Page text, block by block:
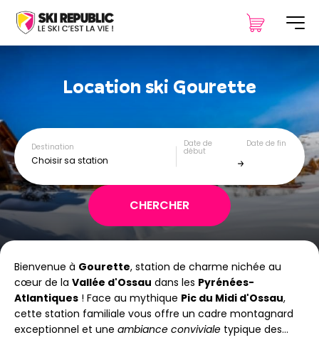
Location ski Gourette
Destination
Choisir sa station
Date de
début
Date de fin
Bienvenue à Gourette, station de charme nichée au
cœur de la Vallée d'Ossau dans les Pyrénées-
Atlantiques ! Face au mythique Pic du Midi d'Ossau,
cette station familiale vous offre un cadre montagnard
exceptionnel et une ambiance conviviale typique des